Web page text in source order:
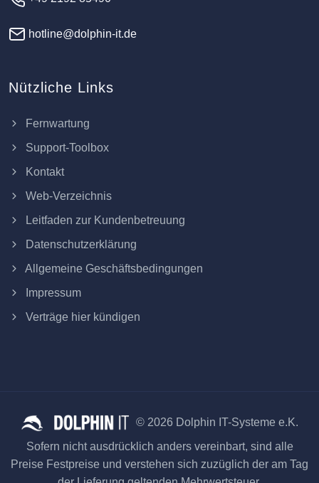
hotline@dolphin-it.de
Nützliche Links
Fernwartung
Support-Toolbox
Kontakt
Web-Verzeichnis
Leitfaden zur Kundenbetreuung
Datenschutzerklärung
Allgemeine Geschäftsbedingungen
Impressum
Verträge hier kündigen
© 2026 Dolphin IT-Systeme e.K.
Sofern nicht ausdrücklich anders vereinbart, sind alle
Preise Festpreise und verstehen sich zuzüglich der am Tag